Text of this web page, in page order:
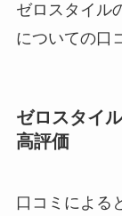
ゼロスタイル
についての口
ゼロスタイ
高評価
口コミによる